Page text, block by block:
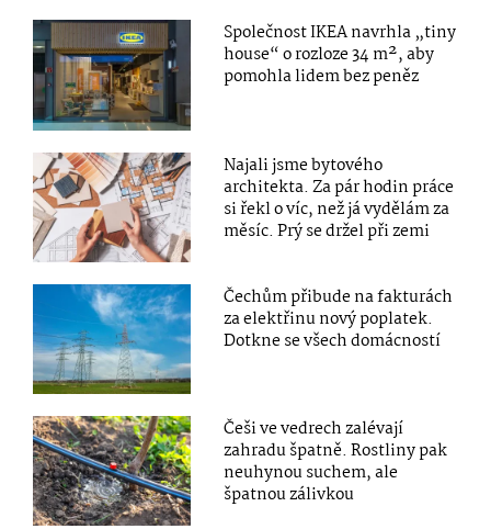
Společnost IKEA navrhla „tiny
house“ o rozloze 34 m², aby
pomohla lidem bez peněz
Najali jsme bytového
architekta. Za pár hodin práce
si řekl o víc, než já vydělám za
měsíc. Prý se držel při zemi
Čechům přibude na fakturách
za elektřinu nový poplatek.
Dotkne se všech domácností
Češi ve vedrech zalévají
zahradu špatně. Rostliny pak
neuhynou suchem, ale
špatnou zálivkou